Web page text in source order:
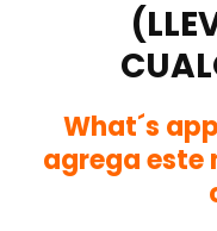
What´s
agrega este